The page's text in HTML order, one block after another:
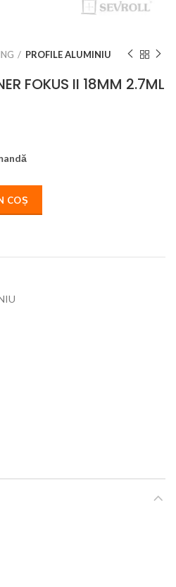
PROFILE ALUMINIU
FOKUS II 18MM 2.7ML
COȘ